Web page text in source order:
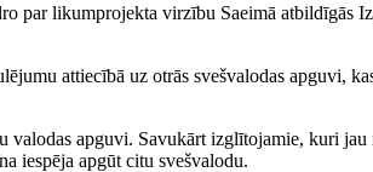
par likumprojekta virzību Saeimā atbildīgās
attiecībā uz otrās svešvalodas apguvi,
apguvi. Savukārt izglītojamie, kuri
iespēja apgūt citu svešvalodu.